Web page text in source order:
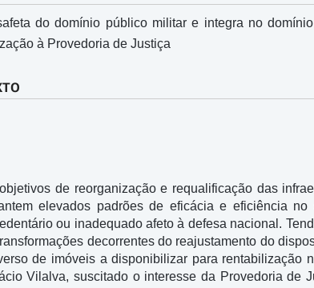
do domínio público militar e integra no
à Provedoria de Justiça
de reorganização e requalificação das
elevados padrões de eficácia e eficiência
ou inadequado afeto à defesa nacional.
decorrentes do reajustamento do
de imóveis a disponibilizar para rentabilização
Vilalva, suscitado o interesse da Provedoria de